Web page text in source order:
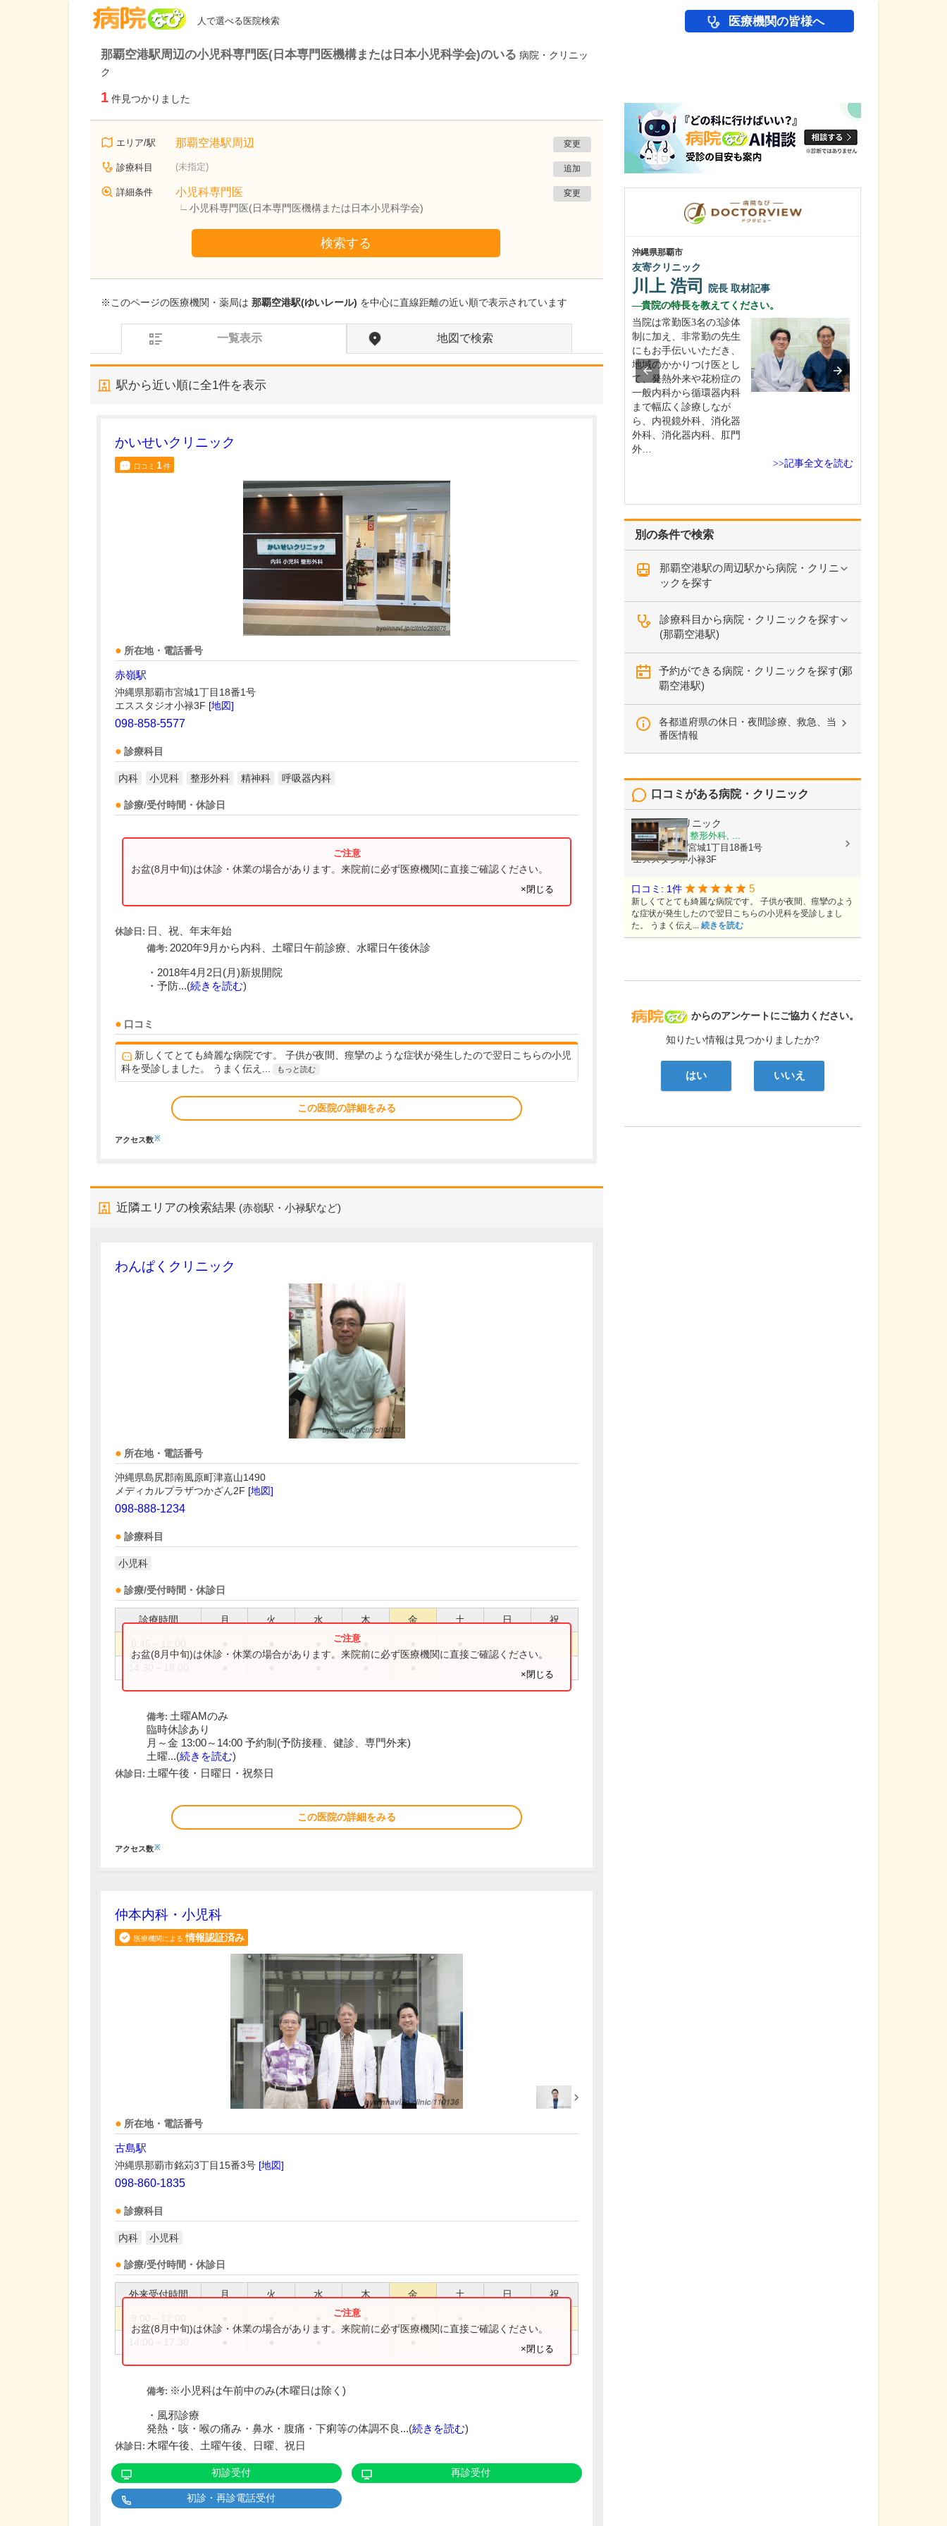
人で選べる医院検索 医療機関の皆様へ
那覇空港駅周辺の小児科専門医(日本専門医機構または日本小児科学会)のいる 病院・クリニッ
ク
1 件見つかりました
エリア/駅 那覇空港駅周辺 変更
診療科目 (未指定) 追加
詳細条件 小児科専門医
小児科専門医(日本専門医機構または日本小児科学会)
変更
検索する
※このページの医療機関・薬局は 那覇空港駅(ゆいレール) を中心に直線距離の近い順で表示されています
一覧表示 地図で検索
駅から近い順に全1件を表示
かいせいクリニック
口コミ 1件
所在地・電話番号
赤嶺駅
沖縄県那覇市宮城1丁目18番1号
エススタジオ小禄3F [地図]
098-858-5577
診療科目
内科 小児科 整形外科 精神科 呼吸器内科
診療/受付時間・休診日
お盆(8月中旬)は休診・休業の場合があります。来院前に必ず医療機関に直接ご確認ください。
×閉じる
休診日: 日、祝、年末年始
備考: 2020年9月から内科、土曜日午前診療、水曜日午後休診
・2018年4月2日(月)新規開院
・予防...(続きを読む)
口コミ
新しくてとても綺麗な病院です。 子供が夜間、痙攣のような症状が発生したので翌日こちらの小児
科を受診しました。 うまく伝え...
もっと読む
この医院の詳細をみる
アクセス数※
近隣エリアの検索結果 (赤嶺駅・小禄駅など)
わんぱくクリニック
所在地・電話番号
沖縄県島尻郡南風原町津嘉山1490
メディカルプラザつかざん2F [地図]
098-888-1234
診療科目
小児科
診療/受付時間・休診日
診療時間 月 火 水 木 金 土 日 祝
お盆(8月中旬)は休診・休業の場合があります。来院前に必ず医療機関に直接ご確認ください。
×閉じる
備考: 土曜AMのみ
臨時休診あり
月～金 13:00～14:00 予約制(予防接種、健診、専門外来)
土曜...(続きを読む)
休診日: 土曜午後・日曜日・祝祭日
この医院の詳細をみる
アクセス数※
仲本内科・小児科
医療機関による 情報認証済み
所在地・電話番号
古島駅
沖縄県那覇市銘苅3丁目15番3号 [地図]
098-860-1835
診療科目
内科 小児科
診療/受付時間・休診日
外来受付時間 月 火 水 木 金 土 日 祝
お盆(8月中旬)は休診・休業の場合があります。来院前に必ず医療機関に直接ご確認ください。
×閉じる
備考: ※小児科は午前中のみ(木曜日は除く)
・風邪診療
発熱・咳・喉の痛み・鼻水・腹痛・下痢等の体調不良...(続きを読む)
休診日: 木曜午後、土曜午後、日曜、祝日
初診受付 再診受付
初診・再診電話受付
別の条件で検索
那覇空港駅の周辺駅から病院・クリニ
ックを探す
診療科目から病院・クリニックを探す
(那覇空港駅)
予約ができる病院・クリニックを探す(那
覇空港駅)
各都道府県の休日・夜間診療、救急、当
番医情報
病院なび
からのアンケートにご協力ください。
知りたい情報は見つかりましたか?
はい いいえ
口コミがある病院・クリニック
かいせいクリニック
内科, 小児科, 整形外科, ...
沖縄県那覇市宮城1丁目18番1号
エススタジオ小禄3F
口コミ: 1件 5
新しくてとても綺麗な病院です。 子供が夜間、痙攣のよう
な症状が発生したので翌日こちらの小児科を受診しまし
た。 うまく伝え... 続きを読む
内視鏡検査は、どのくらいの頻度で受けるとよ
患者さんの年齢などにも
ためには定期的に受けて
沖縄県那覇市
友寄クリニック
川上 浩司 院長 取材記事
貴院の特長を教えてください。
当院は常勤医3名の3診体
制に加え、非常勤の先生
にもお手伝いいただき、
地域のかかりつけ医とし
て、発熱外来や花粉症の
一般内科から循環器内科
まで幅広く診療しなが
ら、内視鏡外科、消化器
外科、消化器内科、肛門
外…
>>記事全文を読む